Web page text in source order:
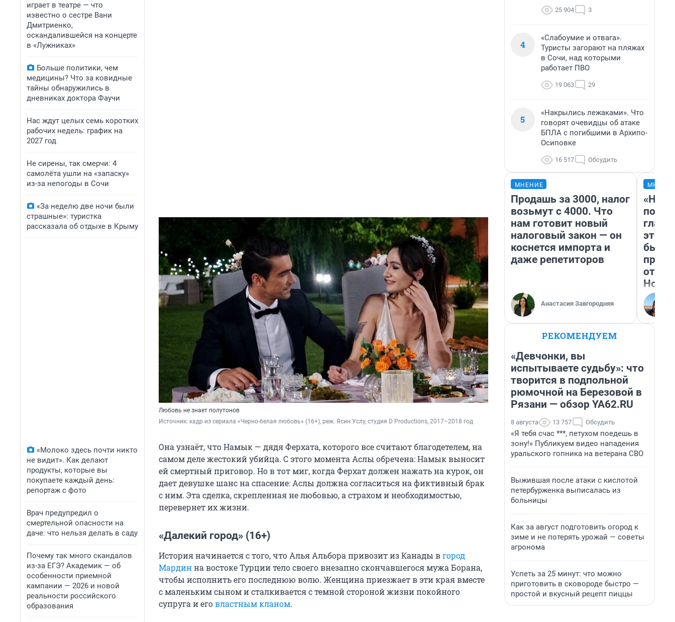
играет в театре — что
известно о сестре Вани
Дмитриенко,
оскандалившейся на концерте
в «Лужниках»
Больше политики, чем
медицины? Что за ковидные
тайны обнаружились в
дневниках доктора Фаучи
Нас ждут целых семь коротких
рабочих недель: график на
2027 год
Не сирены, так смерчи: 4
самолёта ушли на «запаску»
из-за непогоды в Сочи
«За неделю две ночи были
страшные»: туристка
рассказала об отдыхе в Крыму
«Молоко здесь почти никто
не видит». Как делают
продукты, которые вы
покупаете каждый день:
репортаж с фото
Врач предупредил о
смертельной опасности на
даче: что нельзя делать в саду
Почему так много скандалов
из-за ЕГЭ? Академик — об
особенности приемной
кампании — 2026 и новой
реальности российского
образования
Любовь не знает полутонов
Источник: кадр из сериала «Черно-белая любовь» (16+), реж. Ясин Услу, студия D Productions, 2017–2018 год
Она узнаёт, что Намык — дядя Ферхата, которого все считают благодетелем, на
самом деле жестокий убийца. С этого момента Аслы обречена: Намык выносит
ей смертный приговор. Но в тот миг, когда Ферхат должен нажать на курок, он
дает девушке шанс на спасение: Аслы должна согласиться на фиктивный брак
с ним. Эта сделка, скрепленная не любовью, а страхом и необходимостью,
перевернет их жизни.
«Далекий город» (16+)
История начинается с того, что Алья Альбора привозит из Канады вгород
Мардинна востоке Турции тело своего внезапно скончавшегося мужа Борана,
чтобы исполнить его последнюю волю. Женщина приезжает в эти края вместе
с маленьким сыном и сталкивается с темной стороной жизни покойного
супруга и еговластным кланом.
25 904 3
4
«Слабоумие и отвага».
Туристы загорают на пляжах
в Сочи, над которыми
работает ПВО
19 063 29
5
«Накрылись лежаками». Что
говорят очевидцы об атаке
БПЛА с погибшими в Архипо-
Осиповке
16 517 Обсудить
МНЕНИЕ
Продашь за 3000, налог
возьмут с 4000. Что
нам готовит новый
налоговый закон — он
коснется импорта и
даже репетиторов
Анастасия Завгородняя
этого
бьет
РЕКОМЕНДУЕМ
«Девчонки, вы
испытываете судьбу»: что
творится в подпольной
рюмочной на Березовой в
Рязани — обзор YA62.RU
8 августа 13 757 Обсудить
«Я тебя счас ***, петухом поедешь в
зону!» Публикуем видео нападения
уральского гопника на ветерана СВО
Выжившая после атаки с кислотой
петербурженка выписалась из
больницы
Как за август подготовить огород к
зиме и не потерять урожай — советы
агронома
Успеть за 25 минут: что можно
приготовить в сковороде быстро —
простой и вкусный рецепт пиццы